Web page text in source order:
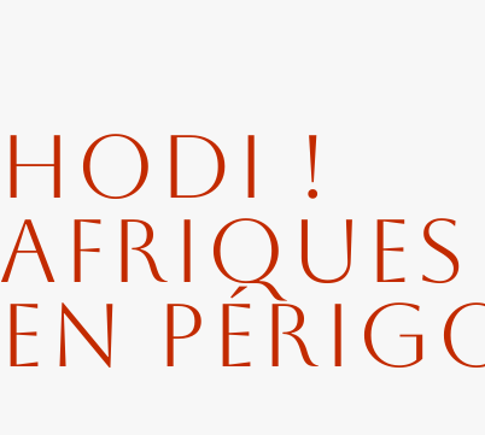
Hodi !
Afriques
en